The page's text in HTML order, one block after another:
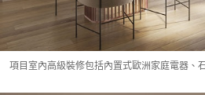
項目室內高級裝修包括內置式歐洲家庭電器、